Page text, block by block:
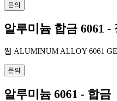
문의
알루미늄 합금 6061 -
웹 ALUMINUM ALLOY 6061
문의
알루미늄 6061 - 합금